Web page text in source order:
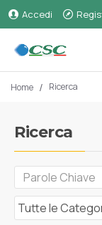
Accedi
Home Ricerca
Ricerca